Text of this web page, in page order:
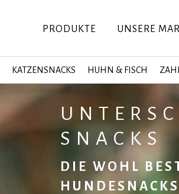
PRODUKTE UNSERE
KATZENSNACKS HUHN & FISCH
SNACKS
DIE WOHL